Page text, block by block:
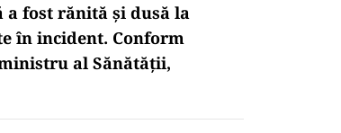
fost rănită și dusă la
în incident. Conform
al Sănătății,